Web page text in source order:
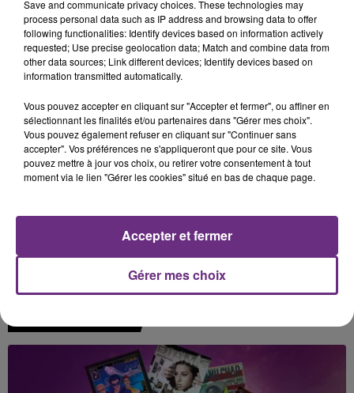
CRAIG DAVID
Walking Away
JEREMY FREROT
Frerot
Belong Together Soiree Mondaine
Save and communicate privacy choices. These technologies may
process personal data such as IP address and browsing data to offer
following functionalities: Identify devices based on information actively
requested; Use precise geolocation data; Match and combine data from
other data sources; Link different devices; Identify devices based on
information transmitted automatically.
Vous pouvez accepter en cliquant sur "Accepter et fermer", ou affiner en
sélectionnant les finalités et/ou partenaires dans "Gérer mes choix".
Vous pouvez également refuser en cliquant sur "Continuer sans
accepter". Vos préférences ne s'appliqueront que pour ce site. Vous
pouvez mettre à jour vos choix, ou retirer votre consentement à tout
moment via le lien "Gérer les cookies" situé en bas de chaque page.
Gérer mes choix
Accepter et fermer